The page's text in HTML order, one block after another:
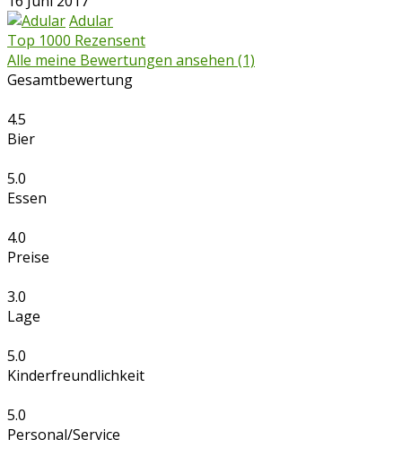
Adular
Top 1000 Rezensent
Alle meine Bewertungen ansehen (1)
Gesamtbewertung
4.5
Bier
5.0
Essen
4.0
Preise
3.0
Lage
5.0
Kinderfreundlichkeit
5.0
Personal/Service